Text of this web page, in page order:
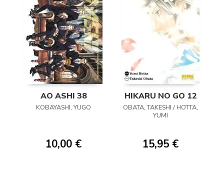
AO ASHI 38
KOBAYASHI, YUGO
10,00 €
HIKARU NO GO 12
OBATA, TAKESHI / HOTTA,
YUMI
15,95 €